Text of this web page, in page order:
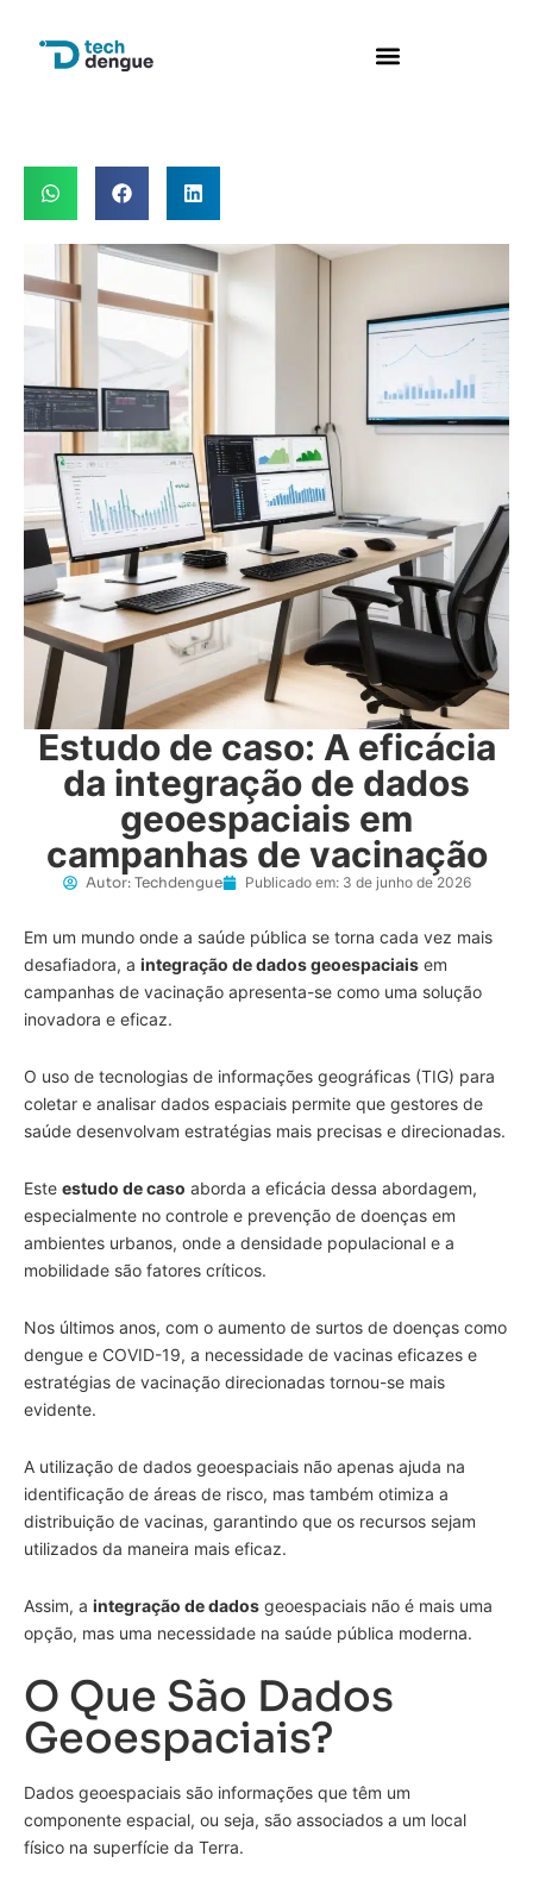
Estudo de caso: A eficácia
da integração de dados
geoespaciais em
campanhas de vacinação
Autor:Techdengue Publicado em: 3 de junho de 2026
Em um mundo onde a saúde pública se torna cada vez mais
desafiadora, a integração de dados geoespaciais em
campanhas de vacinação apresenta-se como uma solução
inovadora e eficaz.
O uso de tecnologias de informações geográficas (TIG) para
coletar e analisar dados espaciais permite que gestores de
saúde desenvolvam estratégias mais precisas e direcionadas.
Este estudo de caso aborda a eficácia dessa abordagem,
especialmente no controle e prevenção de doenças em
ambientes urbanos, onde a densidade populacional e a
mobilidade são fatores críticos.
Nos últimos anos, com o aumento de surtos de doenças como
dengue e COVID-19, a necessidade de vacinas eficazes e
estratégias de vacinação direcionadas tornou-se mais
evidente.
A utilização de dados geoespaciais não apenas ajuda na
identificação de áreas de risco, mas também otimiza a
distribuição de vacinas, garantindo que os recursos sejam
utilizados da maneira mais eficaz.
Assim, a integração de dados geoespaciais não é mais uma
opção, mas uma necessidade na saúde pública moderna.
O Que São Dados
Geoespaciais?
Dados geoespaciais são informações que têm um
componente espacial, ou seja, são associados a um local
físico na superfície da Terra.